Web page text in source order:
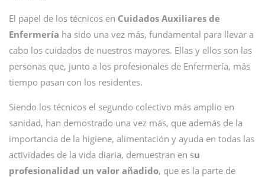
El papel de los técnicos en Cuidados Auxiliares de
Enfermería ha sido una vez más, fundamental para llevar a
cabo los cuidados de nuestros mayores. Ellas y ellos son las
personas que, junto a los profesionales de Enfermería, más
tiempo pasan con los residentes.
Siendo los técnicos el segundo colectivo más amplio en
sanidad, han demostrado una vez más, que además de la
importancia de la higiene, alimentación y ayuda en todas las
actividades de la vida diaria, demuestran en su
profesionalidad un valor añadido, que es la parte de